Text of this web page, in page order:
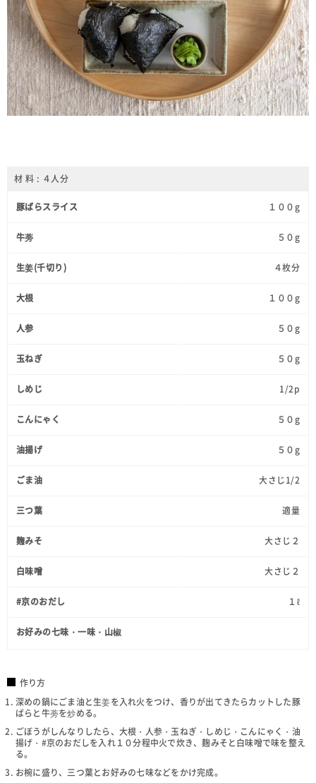
材 料 : ４人分
豚ばらスライス １００g
牛蒡 ５０g
生姜(千切り) ４枚分
大根 １００g
人参 ５０g
玉ねぎ ５０g
しめじ 1/2p
こんにゃく ５０g
油揚げ ５０g
ごま油 大さじ1/2
三つ葉 適量
麹みそ 大さじ２
白味噌 大さじ２
#京のおだし １ℓ
お好みの七味・一味・山椒
作り方
深めの鍋にごま油と生姜を入れ火をつけ、香りが出てきたらカットした豚
ばらと牛蒡を炒める。
ごぼうがしんなりしたら、大根・人参・玉ねぎ・しめじ・こんにゃく・油
揚げ・#京のおだしを入れ１０分程中火で炊き、麹みそと白味噌で味を整え
る。
お椀に盛り、三つ葉とお好みの七味などをかけ完成。